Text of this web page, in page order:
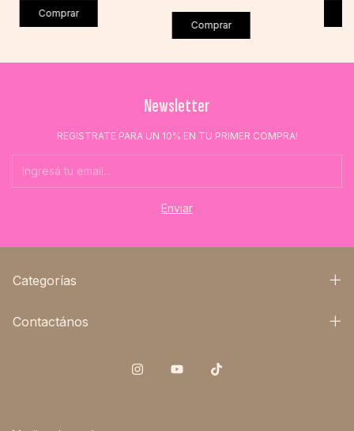
Comprar
Comprar
Newsletter
REGISTRATE PARA UN 10% EN TU PRIMER COMPRA!
Categorías
Contactános